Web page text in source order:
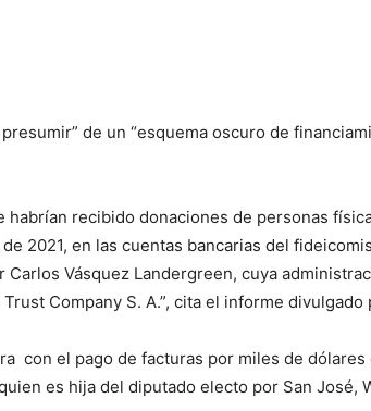
de un “esquema oscuro de
recibido donaciones de personas
2021, en las cuentas bancarias del
Vásquez Landergreen, cuya
Company S. A.”, cita el informe
con el pago de facturas por miles de
es hija del diputado electo por San José,